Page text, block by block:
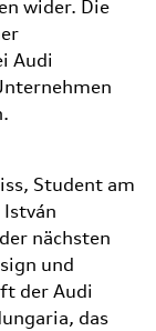
wider. Die
Audi
Student am
István
nächsten
und
der Audi
das